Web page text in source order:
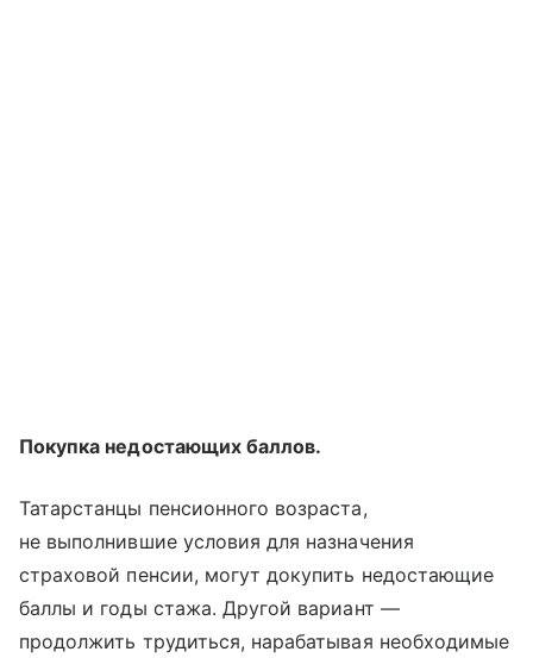
Покупка недостающих баллов.
Татарстанцы пенсионного возраста,
не выполнившие условия для назначения
страховой пенсии, могут докупить недостающие
баллы и годы стажа. Другой вариант —
продолжить трудиться, нарабатывая необходимые